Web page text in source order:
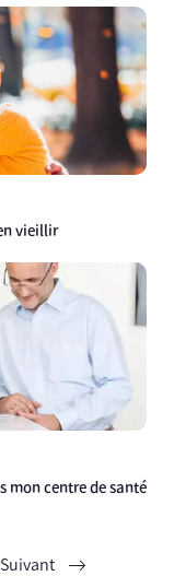
vieillir
mon centre de santé
Suivant